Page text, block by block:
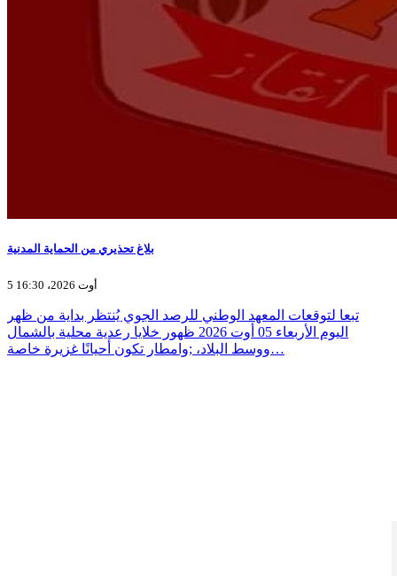
بلاغ تحذيري من الحماية المدنية
5 أوت 2026، 16:30
تبعا لتوقعات المعهد الوطني للرصد الجوي يُنتظر بداية من ظهر
اليوم الأربعاء 05 أوت 2026 ظهور خلايا رعدية محلية بالشمال
ووسط البلاد، ;وامطار تكون أحيانًا غزيرة خاصة…